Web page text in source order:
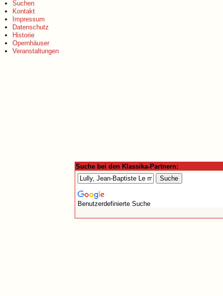
Suchen
Kontakt
Impressum
Datenschutz
Historie
Opernhäuser
Veranstaltungen
Suche bei den Klassika-Partnern:
Benutzerdefinierte Suche